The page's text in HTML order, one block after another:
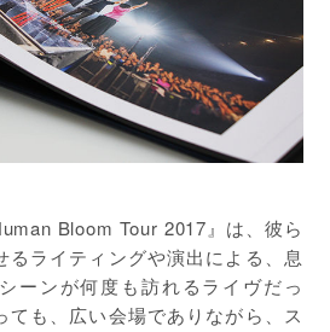
Bloom Tour 2017』は、彼ら
るライティングや演出による、息
ーンが何度も訪れるライヴだっ
ても、広い会場でありながら、ス